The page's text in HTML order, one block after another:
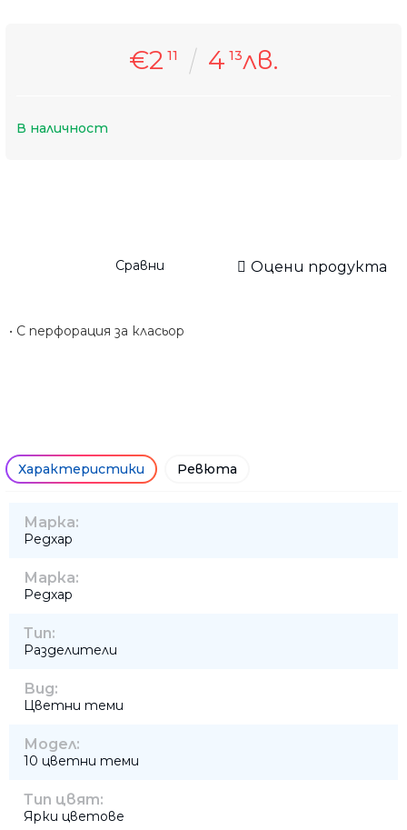
€2 11 4 13лв.
В наличност
Сравни Оцени продукта
• С перфорация за класьор
Характеристики Ревюта
Марка:
Редхар
Марка:
Редхар
Тип:
Разделители
Вид:
Цветни теми
Модел:
10 цветни теми
Тип цвят:
Ярки цветове